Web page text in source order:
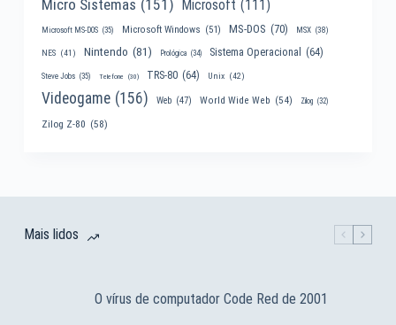
Micro Sistemas (151) Microsoft (111)
Microsoft MS-DOS (35) Microsoft Windows (51) MS-DOS (70) MSX (38)
NES (41) Nintendo (81) Prológica (34) Sistema Operacional (64)
Steve Jobs (35) Telefone (30) TRS-80 (64) Unix (42)
Videogame (156) Web (47) World Wide Web (54) Zilog (32)
Zilog Z-80 (58)
Mais lidos
O vírus de computador Code Red de 2001